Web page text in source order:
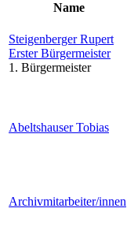
Name
Steigenberger Rupert
Erster Bürgermeister
1. Bürgermeister
Abeltshauser Tobias
Archivmitarbeiter/innen